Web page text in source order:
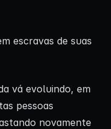
escravas de suas
vá evoluindo, em
pessoas
novamente